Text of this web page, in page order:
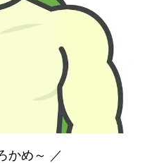
かめ～ ／